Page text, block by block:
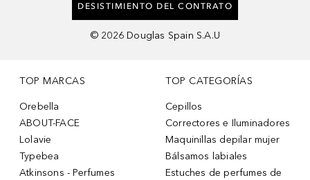
DESISTIMIENTO DEL CONTRATO
© 2026 Douglas Spain S.A.U
TOP MARCAS
Orebella
ABOUT-FACE
Lolavie
Typebea
Atkinsons - Perfumes
TOP CATEGORÍAS
Cepillos
Correctores e Iluminadores
Maquinillas depilar mujer
Bálsamos labiales
Estuches de perfumes de